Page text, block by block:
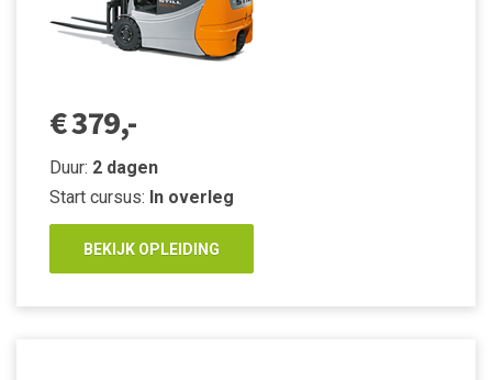
€ 379,-
Duur: 2 dagen
Start cursus: In overleg
BEKIJK OPLEIDING